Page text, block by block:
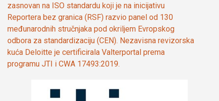
zasnovan na ISO standardu koji je na inicijativu
Reportera bez granica (RSF) razvio panel od 130
međunarodnih stručnjaka pod okriljem Evropskog
odbora za standardizaciju (CEN). Nezavisna revizorska
kuća Deloitte je certificirala Valterportal prema
programu JTI i CWA 17493:2019.